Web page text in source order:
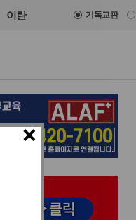
이란 기독교판
×